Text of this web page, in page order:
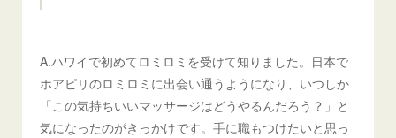
A.ハワイで初めてロミロミを受けて知りました。日本で
ホアピリのロミロミに出会い通うようになり、いつしか
「この気持ちいいマッサージはどうやるんだろう？」と
気になったのがきっかけです。手に職もつけたいと思っ